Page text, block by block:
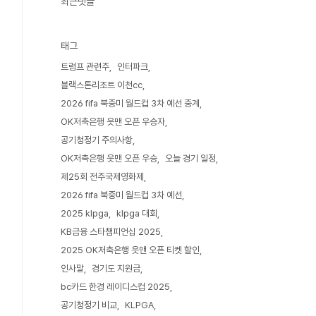
태그
트럼프 관련주
인터파크
블랙스톤리조트 이천cc
2026 fifa 북중미 월드컵 3차 예선 중계
OK저축은행 읏맨 오픈 우승자
공기청정기 주의사항
OK저축은행 읏맨 오픈 우승
오늘 경기 일정
제25회 전주국제영화제
2026 fifa 북중미 월드컵 3차 예선
2025 klpga
klpga 대회
KB금융 스타챔피언십 2025
2025 OK저축은행 읏맨 오픈 티켓 할인
인사말
경기도 지원금
bc카드 한경 레이디스컵 2025
공기청정기 비교
KLPGA